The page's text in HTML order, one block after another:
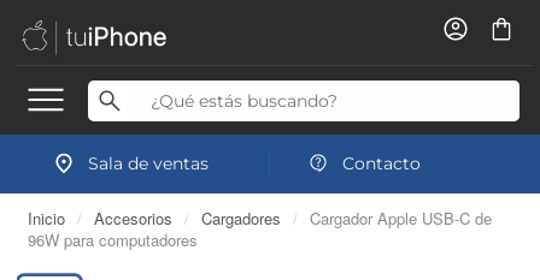
Sala de ventas Contacto
Inicio / Accesorios / Cargadores / Cargador Apple USB-C de
96W para computadores